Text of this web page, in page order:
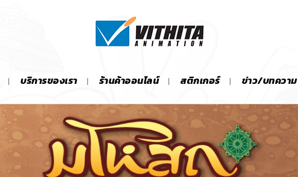
บริการของเรา ร้านค้าออนไลน์ สติกเกอร์ ข่าว/บทความ